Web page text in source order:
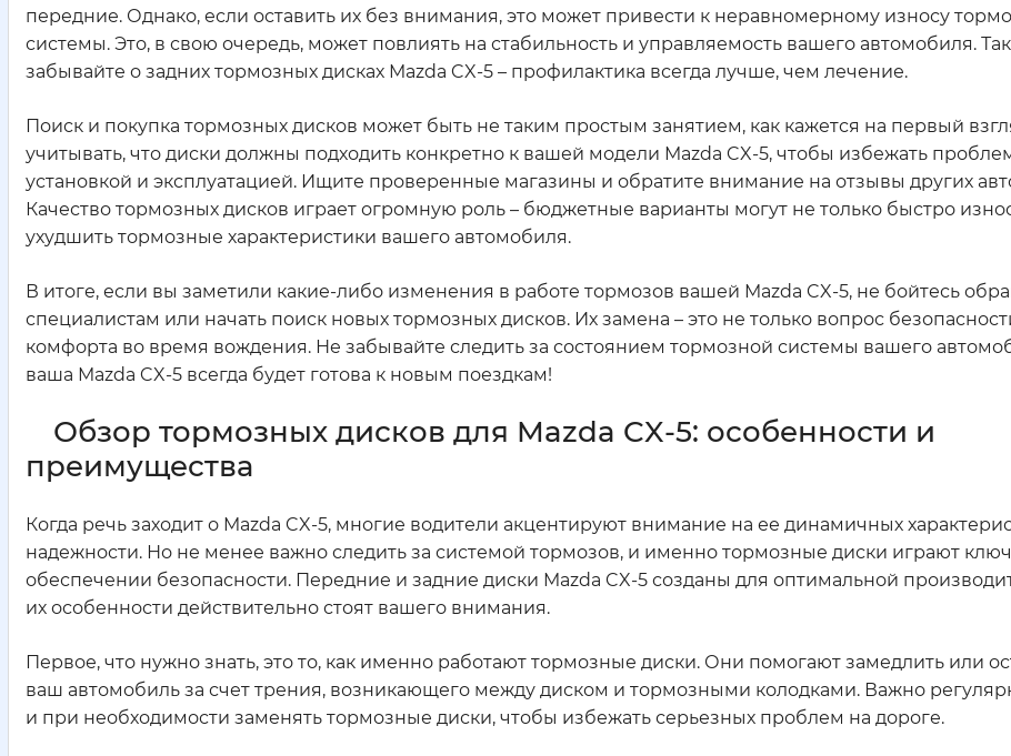
передние. Однако, если оставить их без внимания, это может привести к неравномерному износу
системы. Это, в свою очередь, может повлиять на стабильность и управляемость вашего автомобиля.
забывайте о задних тормозных дисках Mazda CX-5 – профилактика всегда лучше, чем лечение.
Поиск и покупка тормозных дисков может быть не таким простым занятием, как кажется на первый
учитывать, что диски должны подходить конкретно к вашей модели Mazda CX-5, чтобы избежать
установкой и эксплуатацией. Ищите проверенные магазины и обратите внимание на отзывы других
Качество тормозных дисков играет огромную роль – бюджетные варианты могут не только быстро
ухудшить тормозные характеристики вашего автомобиля.
В итоге, если вы заметили какие-либо изменения в работе тормозов вашей Mazda CX-5, не бойтесь
специалистам или начать поиск новых тормозных дисков. Их замена – это не только вопрос
комфорта во время вождения. Не забывайте следить за состоянием тормозной системы вашего
ваша Mazda CX-5 всегда будет готова к новым поездкам!
Обзор тормозных дисков для Mazda CX-5: особенности и
преимущества
Когда речь заходит о Mazda CX-5, многие водители акцентируют внимание на ее динамичных
надежности. Но не менее важно следить за системой тормозов, и именно тормозные диски играют
обеспечении безопасности. Передние и задние диски Mazda CX-5 созданы для оптимальной
их особенности действительно стоят вашего внимания.
Первое, что нужно знать, это то, как именно работают тормозные диски. Они помогают замедлить или
ваш автомобиль за счет трения, возникающего между диском и тормозными колодками. Важно
и при необходимости заменять тормозные диски, чтобы избежать серьезных проблем на дороге.